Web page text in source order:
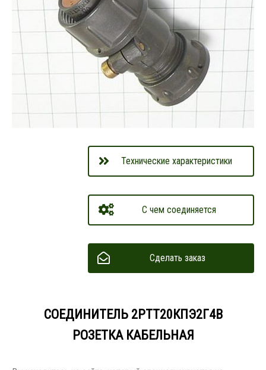
Технические характеристики
С чем соединяется
Сделать заказ
СОЕДИНИТЕЛЬ 2РТТ20КПЭ2Г4В
РОЗЕТКА КАБЕЛЬНАЯ